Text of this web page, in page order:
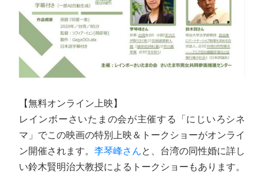
【無料オンライン上映】
レインボーさいたまの会が主催する「にじいろシネ
マ」でこの映画の特別上映＆トークショーがオンライ
ン開催されます。 李琴峰さんと、台湾の同性婚に詳し
い鈴木賢明治大教授によるトークショーもあります。